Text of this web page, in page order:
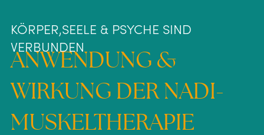
KÖRPER,SEELE & PSYCHE SIND
VERBUNDEN
ANWENDUNG &
WIRKUNG DER NADI-
MUSKELTHERAPIE